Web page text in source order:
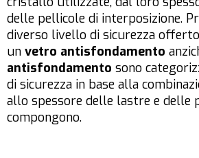
delle pellicole di interposizione.
diverso livello di sicurezza
un vetro antisfondamento
antisfondamento sono
di sicurezza in base alla
allo spessore delle lastre e delle
compongono.